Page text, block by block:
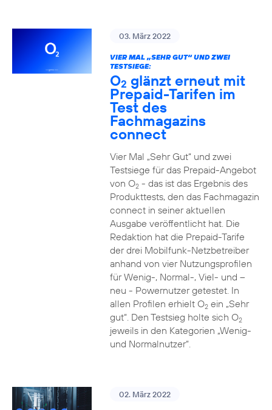
03. März 2022
VIER MAL „SEHR GUT“ UND ZWEI
TESTSIEGE:
O2 glänzt erneut mit
Prepaid-Tarifen im
Test des
Fachmagazins
connect
Vier Mal „Sehr Gut“ und zwei
Testsiege für das Prepaid-Angebot
von O2- das ist das Ergebnis des
Produkttests, den das Fachmagazin
connect in seiner aktuellen
Ausgabe veröffentlicht hat. Die
Redaktion hat die Prepaid-Tarife
der drei Mobilfunk-Netzbetreiber
anhand von vier Nutzungsprofilen
für Wenig-, Normal-, Viel- und –
neu - Powernutzer getestet. In
allen Profilen erhielt O2ein „Sehr
gut“. Den Testsieg holte sich O2
jeweils in den Kategorien „Wenig-
und Normalnutzer“.
02. März 2022